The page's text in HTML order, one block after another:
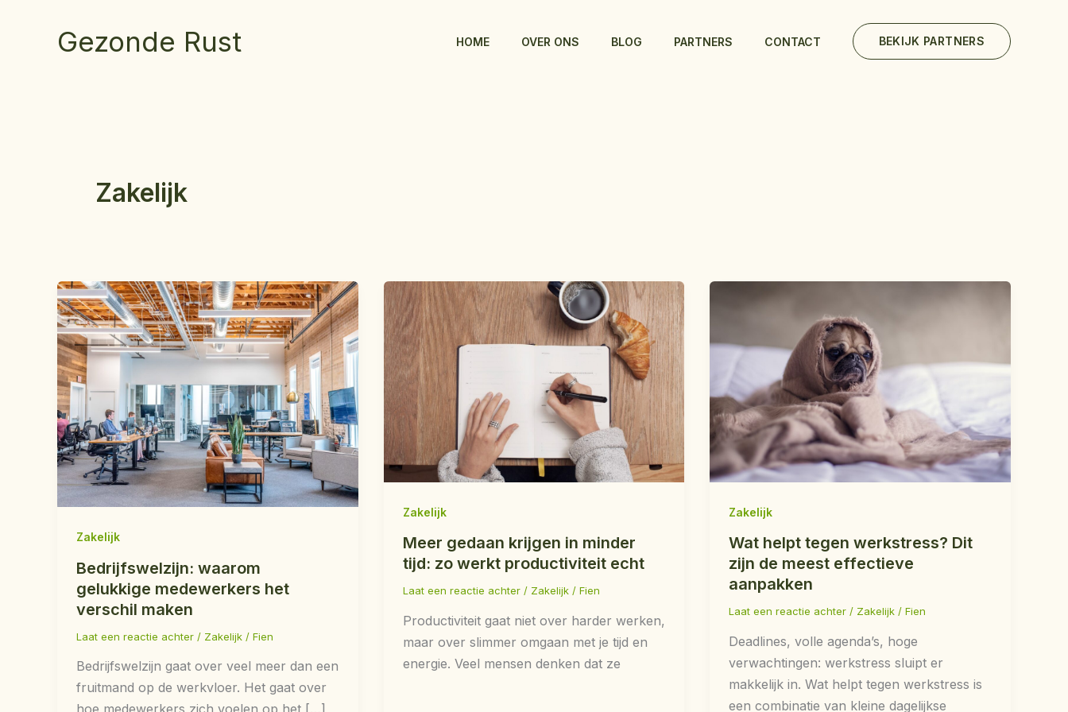
Gezonde Rust HOME OVER ONS BLOG PARTNERS CONTACT BEKIJK PARTNERS
Zakelijk
Zakelijk
Bedrijfswelzijn: waarom
gelukkige medewerkers het
verschil maken
Laat een reactie achter / Zakelijk / Fien
Bedrijfswelzijn gaat over veel meer dan een
fruitmand op de werkvloer. Het gaat over
Zakelijk
Meer gedaan krijgen in minder
tijd: zo werkt productiviteit echt
Laat een reactie achter / Zakelijk/ Fien
Productiviteit gaat niet over harder werken,
maar over slimmer omgaan met je tijd en
energie. Veel mensen denken dat ze
Zakelijk
Wat helpt tegen werkstress? Dit
zijn de meest effectieve
aanpakken
Laat een reactie achter / Zakelijk /Fien
Deadlines, volle agenda’s, hoge
verwachtingen: werkstress sluipt er
makkelijk in. Wat helpt tegen werkstress is
een combinatie van kleine dagelijkse